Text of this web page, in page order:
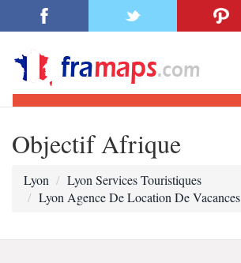
Objectif Afrique
Lyon
Lyon Services Touristiques
Lyon Agence De Location De Vacances